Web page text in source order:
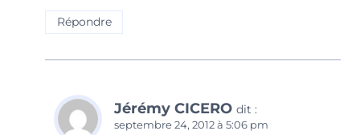
Répondre
Jérémy CICERO dit :
septembre 24, 2012 à 5:06 pm